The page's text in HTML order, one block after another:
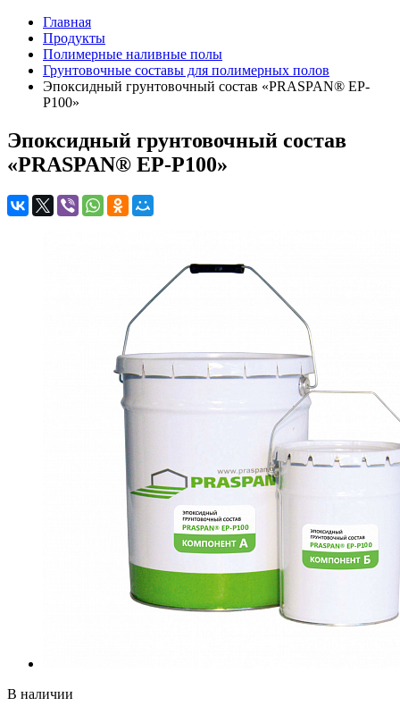
Главная
Продукты
Полимерные наливные полы
Грунтовочные составы для полимерных полов
Эпоксидный грунтовочный состав «PRASPAN® EP-
P100»
Эпоксидный грунтовочный состав
«PRASPAN® EP-P100»
В наличии